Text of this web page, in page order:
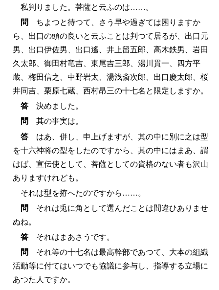
私判りました。菩薩と云ふのは……。
問 ちよつと待つて、さう早や過ぎては困りますか
ら、出口の頭の良いと云ふことは判つて居るが、出口元
男、出口伊佐男、出口遙、井上留五郎、高木鉄男、岩田
久太郎、御田村竜吉、東尾吉三郎、湯川貫一、四方平
蔵、梅田信之、中野岩太、湯浅斎次郎、出口慶太郎、桜
井同吉、栗原七蔵、西村昂三の十七名と限定しますか。
答決めました。
問 其の事実は。
答はあ、併し、申上げますが、其の中に別に之は型
を十六神将の型をしたのですから、其の中にはまあ、謂
はば、宣伝使として、菩薩としての資格のない者も沢山
ありますけれども。
それは型を拵へたのですから……。
問 それは兎に角として選んだことは間違ひありませ
ぬね。
答それはまあさうです。
問 それ等の十七名は最高幹部であつて、大本の組織
活動等に付てはいつでも協議に参与し、指導する立場に
あつた人ですか。